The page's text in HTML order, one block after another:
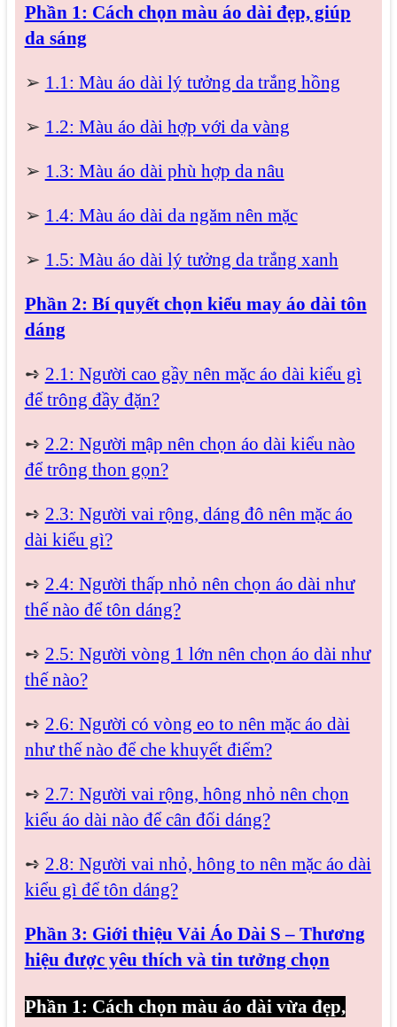
Phần 1: Cách chọn màu áo dài đẹp, giúp
da sáng
➢ 1.1: Màu áo dài lý tưởng da trắng hồng
➢ 1.2: Màu áo dài hợp với da vàng
➢ 1.3: Màu áo dài phù hợp da nâu
➢ 1.4: Màu áo dài da ngăm nên mặc
➢ 1.5: Màu áo dài lý tưởng da trắng xanh
Phần 2: Bí quyết chọn kiểu may áo dài tôn
dáng
➺ 2.1: Người cao gầy nên mặc áo dài kiểu gì
để trông đầy đặn?
➺ 2.2: Người mập nên chọn áo dài kiểu nào
để trông thon gọn?
➺ 2.3: Người vai rộng, dáng đô nên mặc áo
dài kiểu gì?
➺ 2.4: Người thấp nhỏ nên chọn áo dài như
thế nào để tôn dáng?
➺ 2.5: Người vòng 1 lớn nên chọn áo dài như
thế nào?
➺ 2.6: Người có vòng eo to nên mặc áo dài
như thế nào để che khuyết điểm?
➺ 2.7: Người vai rộng, hông nhỏ nên chọn
kiểu áo dài nào để cân đối dáng?
➺ 2.8: Người vai nhỏ, hông to nên mặc áo dài
kiểu gì để tôn dáng?
Phần 3: Giới thiệu Vải Áo Dài S – Thương
hiệu được yêu thích và tin tưởng chọn
Phần 1: Cách chọn màu áo dài vừa đẹp,